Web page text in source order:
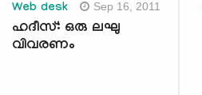
Web desk Sep 16, 2011
ഹദീസ്: ഒരു ലഘു
വിവരണം